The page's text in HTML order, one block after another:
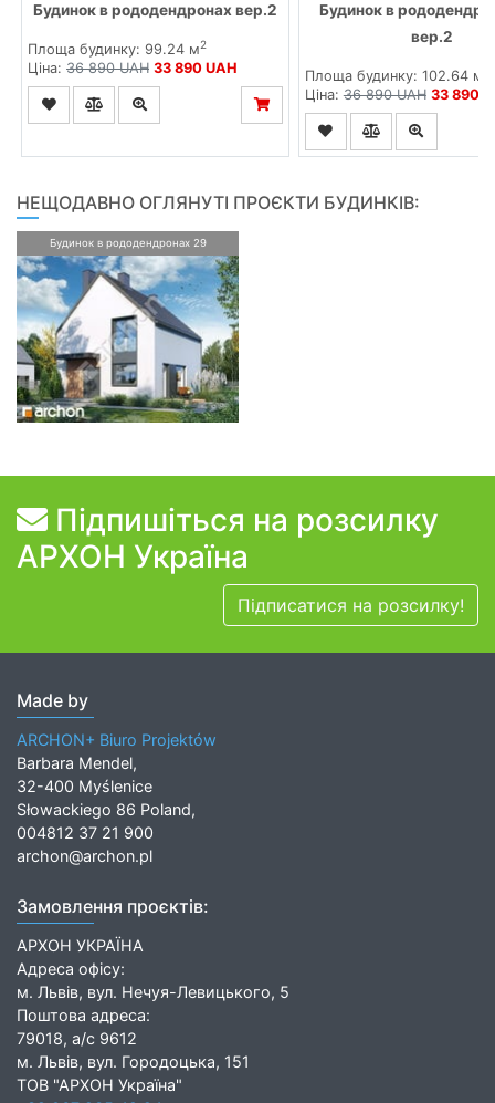
Будинок в рододендронах вер.2
Площа будинку: 99.24 м2
Ціна: 36 890 UAH 33 890 UAH
Будинок в
вер.2
Площа будинку: 102.64 м
Ціна:36 890 UAH 33 890
НЕЩОДАВНО ОГЛЯНУТІ ПРОЄКТИ БУДИНКІВ:
Будинок в рододендронах 29
Підпишіться на розсилку
АРХОН Україна
Підписатися на розсилку!
Made by
ARCHON+ Biuro Projektów
Barbara Mendel,
32-400 Myślenice
Słowackiego 86 Poland,
004812 37 21 900
archon@archon.pl
Замовлення проєктів:
АРХОН УКРАЇНА
Адреса офісу:
м. Львів, вул. Нечуя-Левицького, 5
Поштова адреса:
79018, а/с 9612
м. Львів, вул. Городоцька, 151
ТОВ "АРХОН Україна"